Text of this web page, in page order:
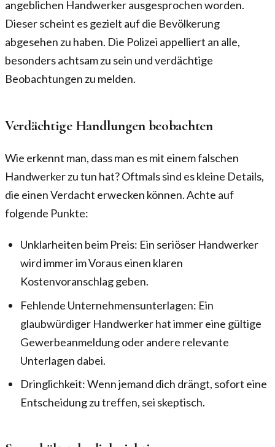
angeblichen Handwerker ausgesprochen worden.
Dieser scheint es gezielt auf die Bevölkerung
abgesehen zu haben. Die Polizei appelliert an alle,
besonders achtsam zu sein und verdächtige
Beobachtungen zu melden.
Verdächtige Handlungen beobachten
Wie erkennt man, dass man es mit einem falschen
Handwerker zu tun hat? Oftmals sind es kleine Details,
die einen Verdacht erwecken können. Achte auf
folgende Punkte:
Unklarheiten beim Preis: Ein seriöser Handwerker
wird immer im Voraus einen klaren
Kostenvoranschlag geben.
Fehlende Unternehmensunterlagen: Ein
glaubwürdiger Handwerker hat immer eine gültige
Gewerbeanmeldung oder andere relevante
Unterlagen dabei.
Dringlichkeit: Wenn jemand dich drängt, sofort eine
Entscheidung zu treffen, sei skeptisch.